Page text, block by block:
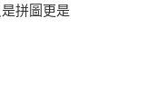
拼圖更是